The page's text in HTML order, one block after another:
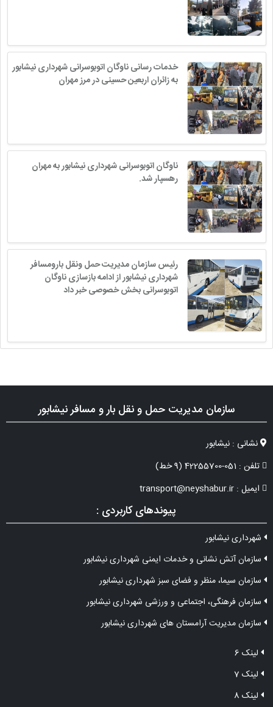
خدمات رسانی ناوگان اتوبوسرانی شهرداری نیشابور
به زائران اربعین حسینی در مرز مهران
ناوگان اتوبوسرانی شهرداری نیشابور به مهران
رهسپار شد.
رئیس سازمان مدیریت حمل ونقل بارومسافر
شهرداری نیشابور از ادامه بازسازى ناوگان
اتوبوسرانی بخش خصوصی خبر داد
سازمان مدیریت حمل و نقل بار و مسافر نیشابور
نشانی : نیشابور
تلفن : 051-42255700 (9 خط)
ایمیل : transport@neyshabur.ir
پیوندهای کاربردی :
شهرداری نیشابور
سازمان آتش نشانی و خدمات ایمنی شهرداری نیشابور
سازمان سیما، منظر و فضای سبز شهرداری نیشابور
سازمان فرهنگی، اجتماعی و ورزشی شهرداری نیشابور
سازمان مدیریت آرامستان های شهرداری نیشابور
لینک 6
لینک 7
لینک 8